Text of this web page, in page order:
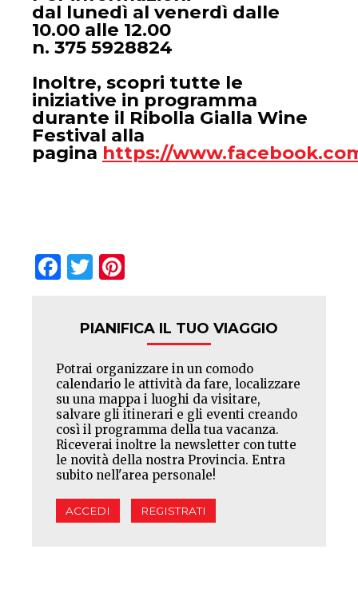
dal lunedì al venerdì dalle
10.00 alle 12.00
n. 375 5928824
Inoltre, scopri tutte le
iniziative in programma
durante il Ribolla Gialla Wine
Festival alla
pagina https://
Facebook
Twitter
PIANIFICA IL TUO VIAGGIO
Potrai organizzare in un comodo
calendario le attività da fare, localizzare
su una mappa i luoghi da visitare,
salvare gli itinerari e gli eventi creando
così il programma della tua vacanza.
Riceverai inoltre la newsletter con tutte
le novità della nostra Provincia. Entra
subito nell'area personale!
ACCEDI REGISTRATI